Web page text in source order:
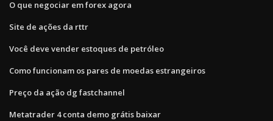
O que negociar em forex agora
Site de ações da rttr
Você deve vender estoques de petróleo
Como funcionam os pares de moedas estrangeiros
Preço da ação dg fastchannel
Metatrader 4 conta demo grátis baixar